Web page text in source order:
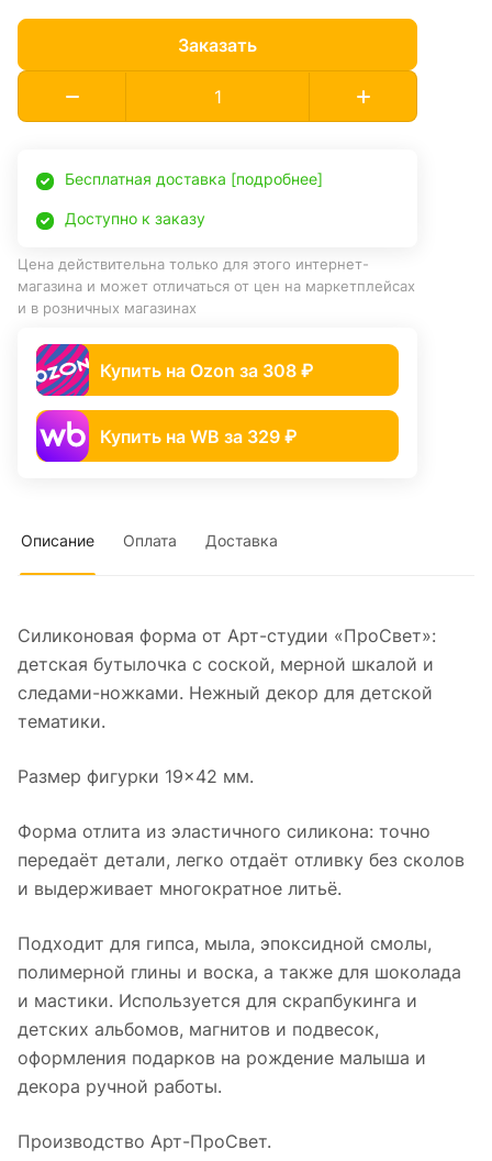
Заказать
Бесплатная доставка [подробнее]
Доступно к заказу
Цена действительна только для этого интернет-
магазина и может отличаться от цен на маркетплейсах
и в розничных магазинах
Купить на Ozon за 308 ₽
Купить на WB за 329 ₽
Описание Оплата Доставка
Силиконовая форма от Арт-студии «ПроСвет»:
детская бутылочка с соской, мерной шкалой и
следами-ножками. Нежный декор для детской
тематики.
Размер фигурки 19×42 мм.
Форма отлита из эластичного силикона: точно
передаёт детали, легко отдаёт отливку без сколов
и выдерживает многократное литьё.
Подходит для гипса, мыла, эпоксидной смолы,
полимерной глины и воска, а также для шоколада
и мастики. Используется для скрапбукинга и
детских альбомов, магнитов и подвесок,
оформления подарков на рождение малыша и
декора ручной работы.
Производство Арт-ПроСвет.